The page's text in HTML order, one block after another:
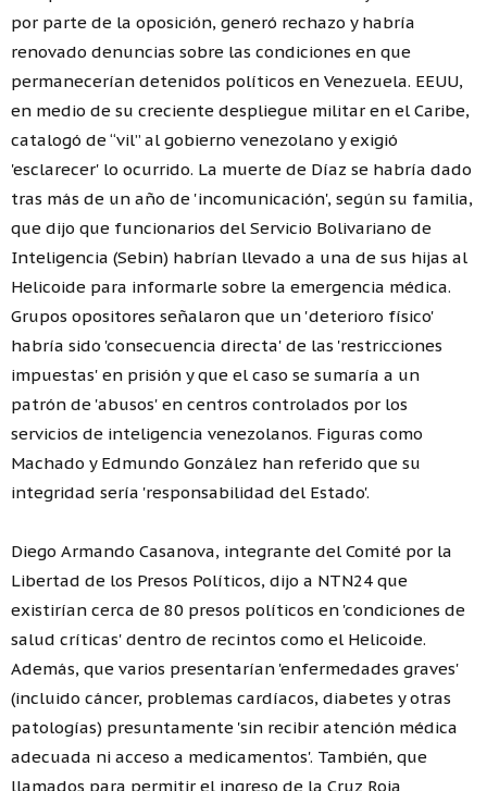
por parte de la oposición, generó rechazo y habría
renovado denuncias sobre las condiciones en que
permanecerían detenidos políticos en Venezuela. EEUU,
en medio de su creciente despliegue militar en el Caribe,
catalogó de “vil” al gobierno venezolano y exigió
'esclarecer' lo ocurrido. La muerte de Díaz se habría dado
tras más de un año de 'incomunicación', según su familia,
que dijo que funcionarios del Servicio Bolivariano de
Inteligencia (Sebin) habrían llevado a una de sus hijas al
Helicoide para informarle sobre la emergencia médica.
Grupos opositores señalaron que un 'deterioro físico'
habría sido 'consecuencia directa' de las 'restricciones
impuestas' en prisión y que el caso se sumaría a un
patrón de 'abusos' en centros controlados por los
servicios de inteligencia venezolanos. Figuras como
Machado y Edmundo González han referido que su
integridad sería 'responsabilidad del Estado'.
Diego Armando Casanova, integrante del Comité por la
Libertad de los Presos Políticos, dijo a NTN24 que
existirían cerca de 80 presos políticos en 'condiciones de
salud críticas' dentro de recintos como el Helicoide.
Además, que varios presentarían 'enfermedades graves'
(incluido cáncer, problemas cardíacos, diabetes y otras
patologías) presuntamente 'sin recibir atención médica
adecuada ni acceso a medicamentos'. También, que
llamados para permitir el ingreso de la Cruz Roja